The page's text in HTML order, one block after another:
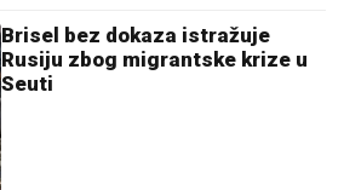
Brisel bez dokaza istražuje
Rusiju zbog migrantske krize u
Seuti